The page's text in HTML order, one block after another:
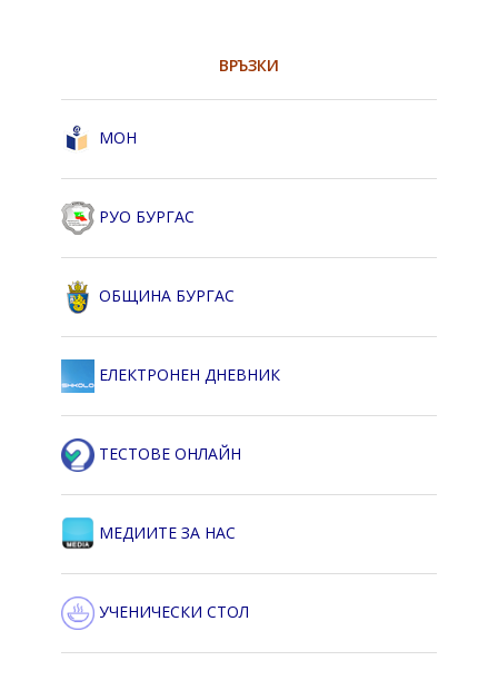
ВРЪЗКИ
МОН
РУО БУРГАС
ОБЩИНА БУРГАС
ЕЛЕКТРОНЕН ДНЕВНИК
ТЕСТОВЕ ОНЛАЙН
МЕДИИТЕ ЗА НАС
УЧЕНИЧЕСКИ СТОЛ